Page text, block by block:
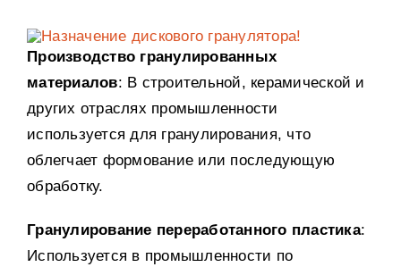
Производство гранулированных
материалов: В строительной, керамической и
других отраслях промышленности
используется для гранулирования, что
облегчает формование или последующую
обработку.
Гранулирование переработанного пластика:
Используется в промышленности по